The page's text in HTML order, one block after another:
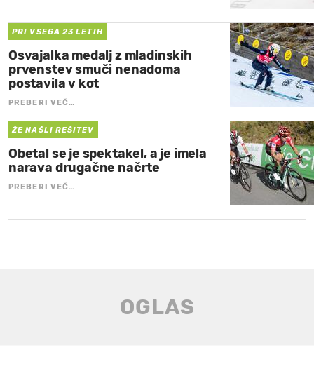
PRI VSEGA 23 LETIH
Osvajalka medalj z mladinskih
prvenstev smuči nenadoma
postavila v kot
PREBERI VEČ…
ŽE NAŠLI REŠITEV
Obetal se je spektakel, a je imela
narava drugačne načrte
PREBERI VEČ…